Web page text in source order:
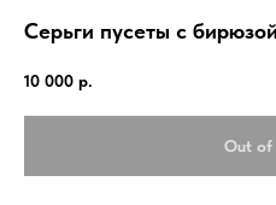
Серьги пусеты с
10 000 р.
Out of